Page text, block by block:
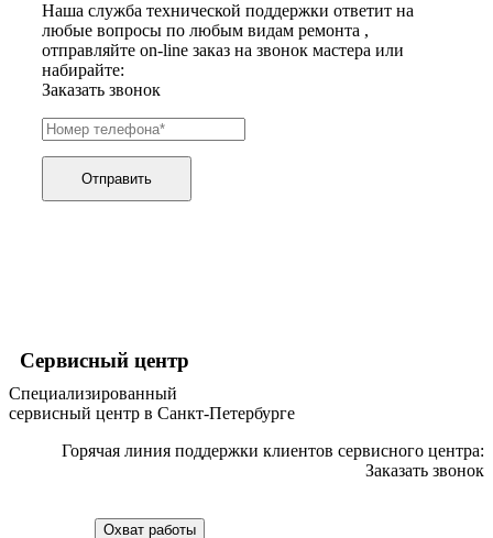
gps трекеров
градирней
графических планшетов
граниторов
граверов
гребных тренажеров
грелок
грелок для ног
грелок для спины и шеи
греющих кабелей
hi-fi
хлебопечек
хлеборезок
холодильников
холодильных шкафов
хотдогниц
хромбуков
Наша служба технической поддержки ответит на
любые вопросы по любым видам ремонта ,
отправляйте on-line заказ на звонок мастера или
набирайте:
Заказать звонок
Отправить
Сервисный центр
Специализированный
сервисный центр в Санкт-Петербурге
Горячая линия поддержки клиентов сервисного центра:
Заказать звонок
Охват работы